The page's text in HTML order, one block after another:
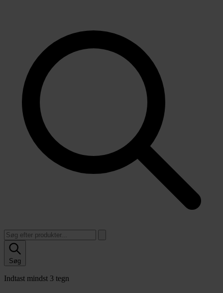
Søg
Indtast mindst 3 tegn